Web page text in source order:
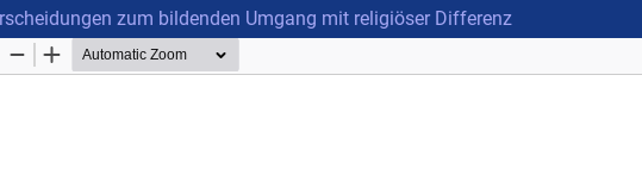
zum bildenden Umgang mit religiöser Differenz